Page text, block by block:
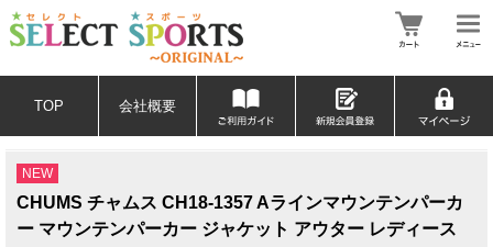
TOP 会社概要
NEW
CHUMS チャムス CH18-1357 Aラインマウンテンパーカ
ー マウンテンパーカー ジャケット アウター レディース